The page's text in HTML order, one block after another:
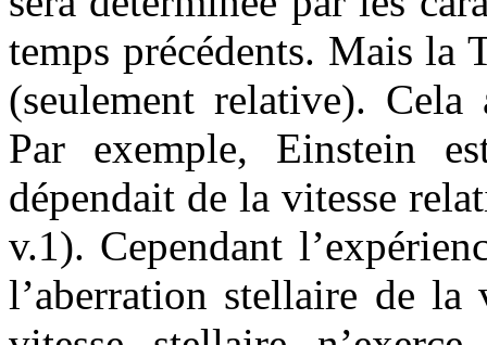
temps précédents. Mais la
(seulement relative).
Par exemple, Einstein
dépendait de la vitesse
v.1). Cependant
l’aberration stellaire de la